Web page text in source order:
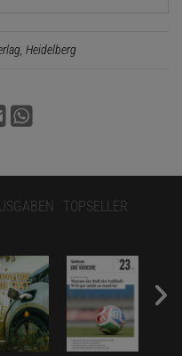
Heidelberg
TOPSELLER